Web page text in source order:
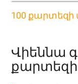
100 քարտեզի
Վիեննա